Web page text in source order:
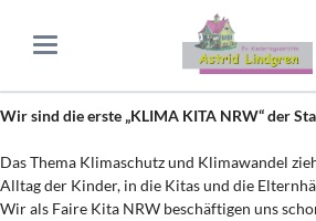
Wir sind die erste „KLIMA KITA NRW“ der
Das Thema Klimaschutz und Klimawandel
Alltag der Kinder, in die Kitas und die
Wir als Faire Kita NRW beschäftigen uns